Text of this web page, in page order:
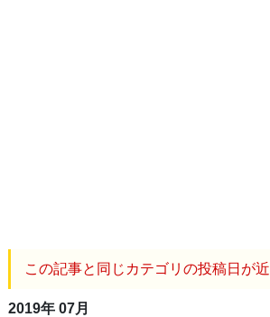
この記事と同じカテゴリの投稿日が
2019年 07月